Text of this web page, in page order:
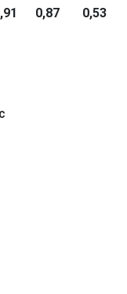
0,87 0,53